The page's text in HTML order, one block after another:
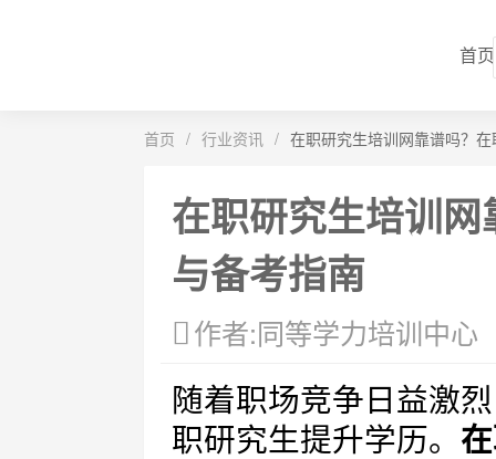
首页
首页 / 行业资讯 / 在职研究生培训网靠谱吗？
在职研究生培训
与备考指南
作者:同等学力培训中心
随着职场竞争日益激
职研究生提升学历。